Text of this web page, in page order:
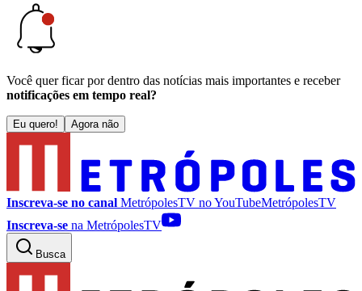
Você quer ficar por dentro das notícias mais importantes e receber
notificações em tempo real?
Eu quero! Agora não
Inscreva-se no canal MetrópolesTV noYouTubeMetrópolesTV
Inscreva-se na MetrópolesTV
Busca